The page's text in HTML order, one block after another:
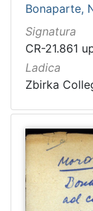
Bonaparte,
Signatura
CR-21.861
Ladica
Zbirka